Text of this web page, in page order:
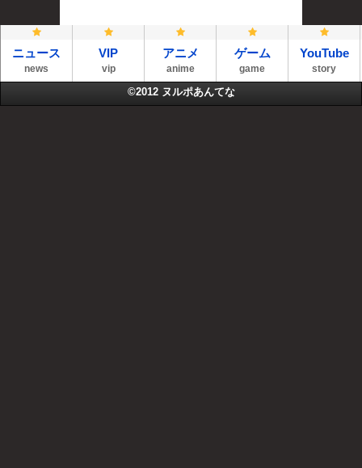
ニュース
news
VIP
vip
アニメ
anime
ゲーム
game
YouTube
story
©2012 ヌルポあんてな